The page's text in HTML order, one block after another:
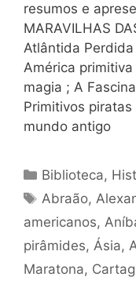
resumos e
MARAVILHAS
Atlântida
América
magia ; A
Primitivos
mundo antigo
Categorias
Biblioteca,
Tags
Abraão,
americanos,
pirâmides, Ásia,
Maratona,